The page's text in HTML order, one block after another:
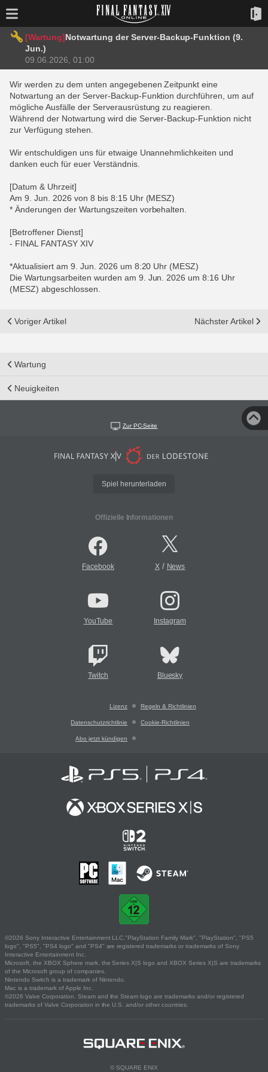
[Wartung]Notwartung der Server-Backup-Funktion (9.
Jun.)
09.06.2026, 01:00
Wir werden zu dem unten angegebenen Zeitpunkt eine
Notwartung an der Server-Backup-Funktion durchführen, um auf
mögliche Ausfälle der Serverausrüstung zu reagieren.
Während der Notwartung wird die Server-Backup-Funktion nicht
zur Verfügung stehen.
Wir entschuldigen uns für etwaige Unannehmlichkeiten und
danken euch für euer Verständnis.
[Datum & Uhrzeit]
Am 9. Jun. 2026 von 8 bis 8:15 Uhr (MESZ)
* Änderungen der Wartungszeiten vorbehalten.
[Betroffener Dienst]
- FINAL FANTASY XIV
*Aktualisiert am 9. Jun. 2026 um 8:20 Uhr (MESZ)
Die Wartungsarbeiten wurden am 9. Jun. 2026 um 8:16 Uhr
(MESZ) abgeschlossen.
Voriger Artikel Nächster Artikel
Wartung
Neuigkeiten
Zur PC-Seite
Spiel herunterladen
Offizielle Informationen
Facebook X/ News
YouTube Instagram
Twitch Bluesky
Lizenz Regeln & Richtlinien
Datenschutzrichtlinie Cookie-Richtlinien
Abo jetzt kündigen
©2026 Sony Interactive Entertainment LLC."PlayStation Family Mark", "PlayStation", "PS5
logo", "PS5", "PS4 logo" and "PS4" are registered trademarks or trademarks of Sony
Interactive Entertainment Inc.
Microsoft, the XBOX Sphere mark, the Series X|S logo and XBOX Series X|S are trademarks
of the Microsoft group of companies.
Nintendo Switch is a trademark of Nintendo.
Mac is a trademark of Apple Inc.
©2026 Valve Corporation. Steam and the Steam logo are trademarks and/or registered
trademarks of Valve Corporation in the U.S. and/or other countries.
© SQUARE ENIX